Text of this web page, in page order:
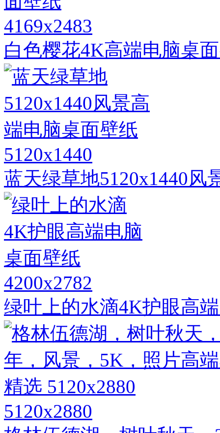
4169x2483
白色樱花4K高端电脑桌
5120x1440
蓝天绿草地5120x1440风
4200x2782
绿叶上的水滴4K护眼高
5120x2880